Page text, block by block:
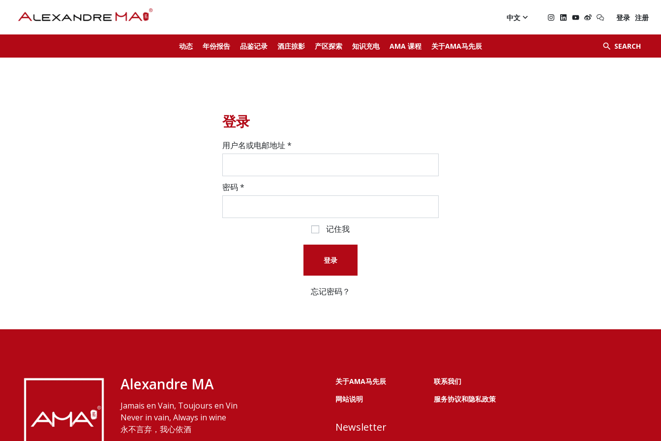
动态 年份报告 品鉴记录 酒庄掠影 产区探索 知识充电 AMA 课程 关于AMA马先辰  SEARCH

中文  登录 注册
登录
用户名或电邮地址 *
密码*
记住我
登录
忘记密码？
Alexandre MA
Jamais en Vain, Toujours en Vin
Never in vain, Always in wine
永不言弃，我心依酒
关于AMA马先辰
联系我们
网站说明
服务协议和隐私政策
Newsletter